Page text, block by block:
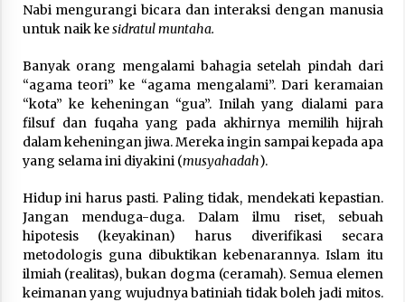
Nabi mengurangi bicara dan interaksi dengan manusia
untuk naik kesidratul muntaha.
Banyak orang mengalami bahagia setelah pindah dari
“agama teori” ke “agama mengalami”. Dari keramaian
“kota” ke keheningan “gua”. Inilah yang dialami para
filsuf dan fuqaha yang pada akhirnya memilih hijrah
dalam keheningan jiwa. Mereka ingin sampai kepada apa
yang selama ini diyakini (musyahadah).
Hidup ini harus pasti. Paling tidak, mendekati kepastian.
Jangan menduga-duga. Dalam ilmu riset, sebuah
hipotesis (keyakinan) harus diverifikasi secara
metodologis guna dibuktikan kebenarannya. Islam itu
ilmiah (realitas), bukan dogma (ceramah). Semua elemen
keimanan yang wujudnya batiniah tidak boleh jadi mitos.